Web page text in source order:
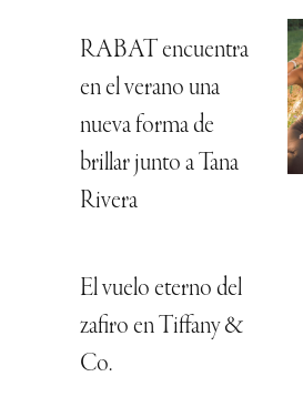
RABAT encuentra
en el verano una
nueva forma de
brillar junto a Tana
Rivera
El vuelo eterno del
zafiro en Tiffany &
Co.